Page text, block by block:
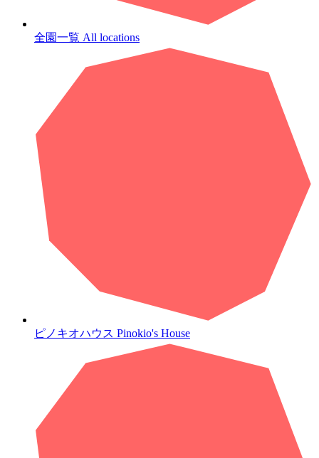
全園一覧 All locations
ピノキオハウス Pinokio's House